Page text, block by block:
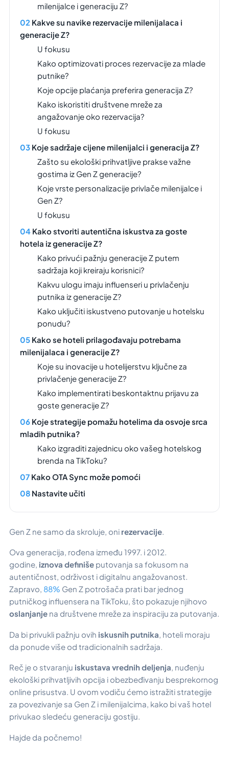
milenijalce i generaciju Z?
Kakve su navike rezervacije milenijalaca i
generacije Z?
U fokusu
Kako optimizovati proces rezervacije za mlade
putnike?
Koje opcije plaćanja preferira generacija Z?
Kako iskoristiti društvene mreže za
angažovanje oko rezervacija?
U fokusu
Koje sadržaje cijene milenijalci i generacija Z?
Zašto su ekološki prihvatljive prakse važne
gostima iz Gen Z generacije?
Koje vrste personalizacije privlače milenijalce i
Gen Z?
U fokusu
Kako stvoriti autentična iskustva za goste
hotela iz generacije Z?
Kako privući pažnju generacije Z putem
sadržaja koji kreiraju korisnici?
Kakvu ulogu imaju influenseri u privlačenju
putnika iz generacije Z?
Kako uključiti iskustveno putovanje u hotelsku
ponudu?
Kako se hoteli prilagođavaju potrebama
milenijalaca i generacije Z?
Koje su inovacije u hotelijerstvu ključne za
privlačenje generacije Z?
Kako implementirati beskontaktnu prijavu za
goste generacije Z?
Koje strategije pomažu hotelima da osvoje srca
mladih putnika?
Kako izgraditi zajednicu oko vašeg hotelskog
brenda na TikToku?
Kako OTA Sync može pomoći
Nastavite učiti
Gen Z ne samo da skroluje, oni rezervacije
Ova generacija, rođena između 1997. i 2012.
godine, iznova definiše putovanja sa fokusom na
autentičnost, održivost i digitalnu angažovanost.
Zapravo, 88% Gen Z potrošača prati bar jednog
putničkog influensera na TikToku, što pokazuje njihovo
oslanjanje na društvene mreže za inspiraciju za putovanja.
Da bi privukli pažnju ovih iskusnih putnika , hoteli moraju
da ponude više od tradicionalnih sadržaja.
Reč je o stvaranju iskustava vrednih deljenja, nuđenju
ekološki prihvatljivih opcija i obezbeđivanju besprekornog
online prisustva. U ovom vodiču ćemo istražiti strategije
za povezivanje sa Gen Z i milenijalcima, kako bi vaš hotel
privukao sledeću generaciju gostiju.
Hajde da počnemo!